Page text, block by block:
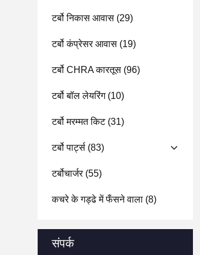
टर्बो निकास आवास (29)
टर्बो कंप्रेसर आवास (19)
टर्बो CHRA कारतूस (96)
टर्बो बॉल लेयरिंग(10)
टर्बो मरम्मत किट(31)
टर्बो पार्ट्स (83)
टर्बोचार्जर(55)
कचरे के गड्ढे में फँसने वाला (8)
संपर्क